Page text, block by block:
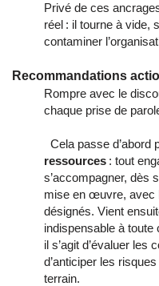
Privé de ces
réel : il tourne à vide,
contaminer
Recommandations
Rompre avec le
chaque prise de
Cela passe d’abord
ressources : tout
s’accompagner, dès
mise en œuvre, avec
désignés. Vient
indispensable à toute
il s’agit d’évaluer les
d’anticiper les
terrain.